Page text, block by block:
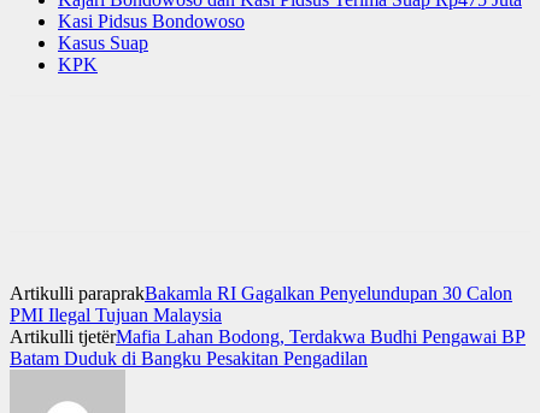
Kasi Pidsus Bondowoso
Kasus Suap
KPK
Artikulli paraprakBakamla RI Gagalkan Penyelundupan 30 Calon
PMI Ilegal Tujuan Malaysia
Artikulli tjetërMafia Lahan Bodong, Terdakwa Budhi Pengawai BP
Batam Duduk di Bangku Pesakitan Pengadilan